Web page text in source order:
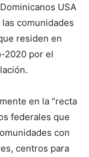
USA
las comunidades
residen en
2020 por el
en la “recta
federales que
con
centros para